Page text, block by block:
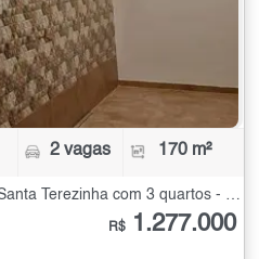
2 vagas 170 m²
Sobrado à Venda na Cohab Santa Terezinha com 3 quartos - 170 m²
R$ 1.277.000